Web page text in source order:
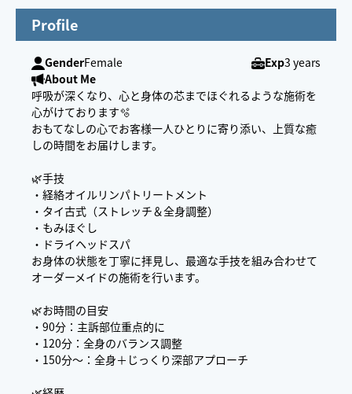
Profile
GenderFemale Exp3 years
About Me
呼吸が深くなり、心と身体の芯までほぐれるような施術を
心がけております🫧
おもてなしの心でお客様一人ひとりに寄り添い、上質な癒
しの時間をお届けします。
🌿手技
・経絡オイルリンパトリートメント
・タイ古式（ストレッチ＆全身調整）
・もみほぐし
・ドライヘッドスパ
お身体の状態を丁寧に拝見し、最適な手技を組み合わせて
オーダーメイドの施術を行います。
🌿お時間の目安
・90分：主訴部位重点的に
・120分：全身のバランス調整
・150分〜：全身＋じっくり深部アプローチ